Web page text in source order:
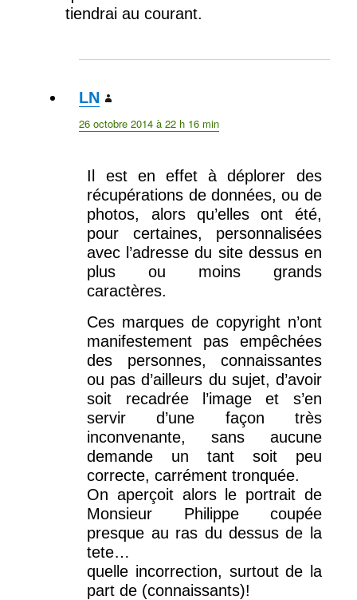
tiendrai au courant.
LN
26 octobre 2014 à 22 h 16 min
Il est en effet à déplorer des
récupérations de données, ou de
photos, alors qu’elles ont été,
pour certaines, personnalisées
avec l’adresse du site dessus en
plus ou moins grands
caractères.
Ces marques de copyright n’ont
manifestement pas empêchées
des personnes, connaissantes
ou pas d’ailleurs du sujet, d’avoir
soit recadrée l’image et s’en
servir d’une façon très
inconvenante, sans aucune
demande un tant soit peu
correcte, carrément tronquée.
On aperçoit alors le portrait de
Monsieur Philippe coupée
presque au ras du dessus de la
tete…
quelle incorrection, surtout de la
part de (connaissants)!